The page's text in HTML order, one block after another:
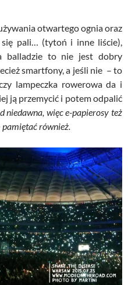
otwartego ognia oraz
się pali… (tytoń i inne liście),
balladzie to nie jest dobry
smartfony, a jeśli nie – to
lampeczka rowerowa da i
ją przemycić i potem odpalić
niedawna, więc e-papierosy też
również.